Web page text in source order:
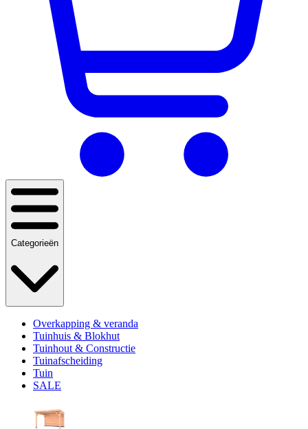
Categorieën
Overkapping & veranda
Tuinhuis & Blokhut
Tuinhout & Constructie
Tuinafscheiding
Tuin
SALE